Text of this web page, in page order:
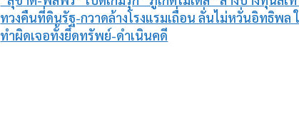
ทวงคืนที่ดินรัฐ-กวาดล้างโรงแรมเถื่อน ลั่นไม่หวั่นอิทธิพล
ทำผิดเจอทั้งยึดทรัพย์-ดำเนินคดี